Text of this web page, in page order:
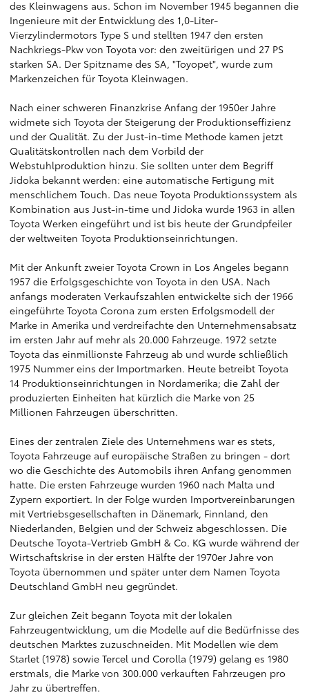
des Kleinwagens aus. Schon im November 1945 begannen die
Ingenieure mit der Entwicklung des 1,0-Liter-
Vierzylindermotors Type S und stellten 1947 den ersten
Nachkriegs-Pkw von Toyota vor: den zweitürigen und 27 PS
starken SA. Der Spitzname des SA, "Toyopet", wurde zum
Markenzeichen für Toyota Kleinwagen.
Nach einer schweren Finanzkrise Anfang der 1950er Jahre
widmete sich Toyota der Steigerung der Produktionseffizienz
und der Qualität. Zu der Just-in-time Methode kamen jetzt
Qualitätskontrollen nach dem Vorbild der
Webstuhlproduktion hinzu. Sie sollten unter dem Begriff
Jidoka bekannt werden: eine automatische Fertigung mit
menschlichem Touch. Das neue Toyota Produktionssystem als
Kombination aus Just-in-time und Jidoka wurde 1963 in allen
Toyota Werken eingeführt und ist bis heute der Grundpfeiler
der weltweiten Toyota Produktionseinrichtungen.
Mit der Ankunft zweier Toyota Crown in Los Angeles begann
1957 die Erfolgsgeschichte von Toyota in den USA. Nach
anfangs moderaten Verkaufszahlen entwickelte sich der 1966
eingeführte Toyota Corona zum ersten Erfolgsmodell der
Marke in Amerika und verdreifachte den Unternehmensabsatz
im ersten Jahr auf mehr als 20.000 Fahrzeuge. 1972 setzte
Toyota das einmillionste Fahrzeug ab und wurde schließlich
1975 Nummer eins der Importmarken. Heute betreibt Toyota
14 Produktionseinrichtungen in Nordamerika; die Zahl der
produzierten Einheiten hat kürzlich die Marke von 25
Millionen Fahrzeugen überschritten.
Eines der zentralen Ziele des Unternehmens war es stets,
Toyota Fahrzeuge auf europäische Straßen zu bringen - dort
wo die Geschichte des Automobils ihren Anfang genommen
hatte. Die ersten Fahrzeuge wurden 1960 nach Malta und
Zypern exportiert. In der Folge wurden Importvereinbarungen
mit Vertriebsgesellschaften in Dänemark, Finnland, den
Niederlanden, Belgien und der Schweiz abgeschlossen. Die
Deutsche Toyota-Vertrieb GmbH & Co. KG wurde während der
Wirtschaftskrise in der ersten Hälfte der 1970er Jahre von
Toyota übernommen und später unter dem Namen Toyota
Deutschland GmbH neu gegründet.
Zur gleichen Zeit begann Toyota mit der lokalen
Fahrzeugentwicklung, um die Modelle auf die Bedürfnisse des
deutschen Marktes zuzuschneiden. Mit Modellen wie dem
Starlet (1978) sowie Tercel und Corolla (1979) gelang es 1980
erstmals, die Marke von 300.000 verkauften Fahrzeugen pro
Jahr zu übertreffen.